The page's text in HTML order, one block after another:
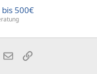
500€
E-MailLink